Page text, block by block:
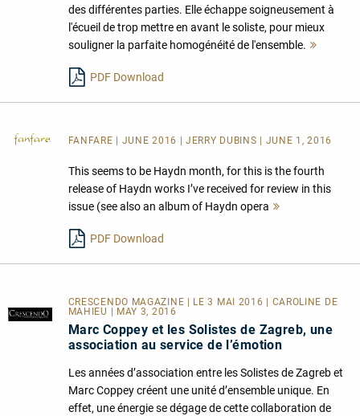
des différentes parties. Elle échappe soigneusement à
l'écueil de trop mettre en avant le soliste, pour mieux
souligner la parfaite homogénéité de l'ensemble.
PDF Download
FANFARE | JUNE 2016 | JERRY DUBINS | JUNE 1, 2016
This seems to be Haydn month, for this is the fourth
release of Haydn works I’ve received for review in this
issue (see also an album of Haydn opera
PDF Download
CRESCENDO MAGAZINE | LE 3 MAI 2016 | CAROLINE DE
MAHIEU | MAY 3, 2016
Marc Coppey et les Solistes de Zagreb, une
association au service de l’émotion
Les années d’association entre les Solistes de Zagreb et
Marc Coppey créent une unité d’ensemble unique. En
effet, une énergie se dégage de cette collaboration de